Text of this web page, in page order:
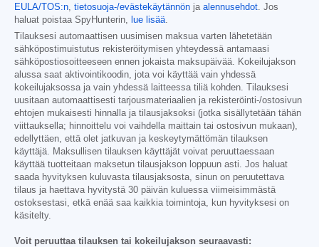
EULA/TOS:n, tietosuoja-/evästekäytännön ja alennusehdot. Jos
haluat poistaa SpyHunterin, lue lisää.
Tilauksesi automaattisen uusimisen maksua varten lähetetään
sähköpostimuistutus rekisteröitymisen yhteydessä antamaasi
sähköpostiosoitteeseen ennen jokaista maksupäivää. Kokeilujakson
alussa saat aktivointikoodin, jota voi käyttää vain yhdessä
kokeilujaksossa ja vain yhdessä laitteessa tiliä kohden. Tilauksesi
uusitaan automaattisesti tarjousmateriaalien ja rekisteröinti-/ostosivun
ehtojen mukaisesti hinnalla ja tilausjaksoksi (jotka sisällytetään tähän
viittauksella; hinnoittelu voi vaihdella maittain tai ostosivun mukaan),
edellyttäen, että olet jatkuvan ja keskeytymättömän tilauksen
käyttäjä. Maksullisen tilauksen käyttäjät voivat peruuttaessaan
käyttää tuotteitaan maksetun tilausjakson loppuun asti. Jos haluat
saada hyvityksen kuluvasta tilausjaksosta, sinun on peruutettava
tilaus ja haettava hyvitystä 30 päivän kuluessa viimeisimmästä
ostoksestasi, etkä enää saa kaikkia toimintoja, kun hyvityksesi on
käsitelty.
Voit peruuttaa tilauksen tai kokeilujakson seuraavasti: